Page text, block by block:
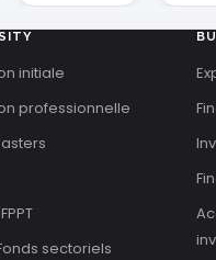
initiale
professionnelle
sectoriels